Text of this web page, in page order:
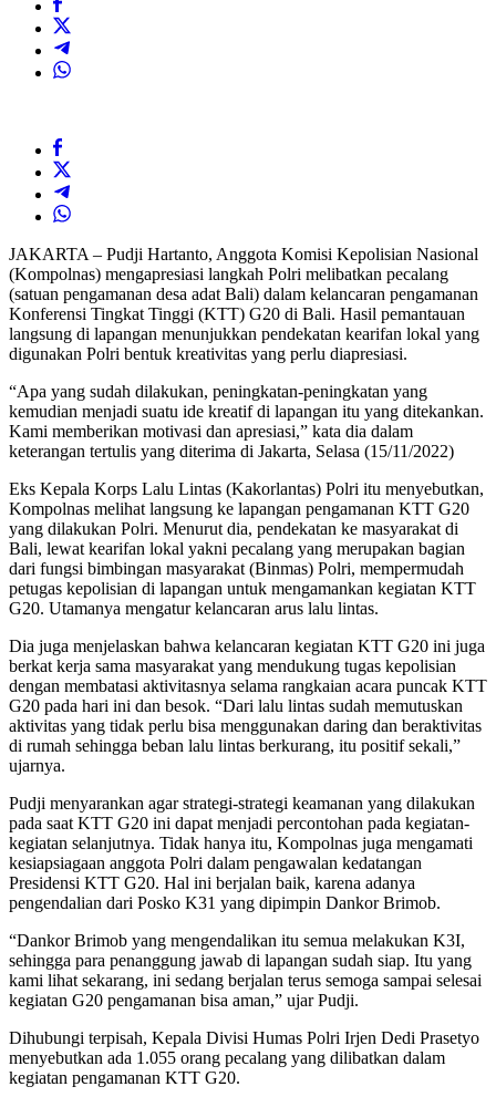
JAKARTA – Pudji Hartanto, Anggota Komisi Kepolisian Nasional
(Kompolnas) mengapresiasi langkah Polri melibatkan pecalang
(satuan pengamanan desa adat Bali) dalam kelancaran pengamanan
Konferensi Tingkat Tinggi (KTT) G20 di Bali. Hasil pemantauan
langsung di lapangan menunjukkan pendekatan kearifan lokal yang
digunakan Polri bentuk kreativitas yang perlu diapresiasi.
“Apa yang sudah dilakukan, peningkatan-peningkatan yang
kemudian menjadi suatu ide kreatif di lapangan itu yang ditekankan.
Kami memberikan motivasi dan apresiasi,” kata dia dalam
keterangan tertulis yang diterima di Jakarta, Selasa (15/11/2022)
Eks Kepala Korps Lalu Lintas (Kakorlantas) Polri itu menyebutkan,
Kompolnas melihat langsung ke lapangan pengamanan KTT G20
yang dilakukan Polri. Menurut dia, pendekatan ke masyarakat di
Bali, lewat kearifan lokal yakni pecalang yang merupakan bagian
dari fungsi bimbingan masyarakat (Binmas) Polri, mempermudah
petugas kepolisian di lapangan untuk mengamankan kegiatan KTT
G20. Utamanya mengatur kelancaran arus lalu lintas.
Dia juga menjelaskan bahwa kelancaran kegiatan KTT G20 ini juga
berkat kerja sama masyarakat yang mendukung tugas kepolisian
dengan membatasi aktivitasnya selama rangkaian acara puncak KTT
G20 pada hari ini dan besok. “Dari lalu lintas sudah memutuskan
aktivitas yang tidak perlu bisa menggunakan daring dan beraktivitas
di rumah sehingga beban lalu lintas berkurang, itu positif sekali,”
ujarnya.
Pudji menyarankan agar strategi-strategi keamanan yang dilakukan
pada saat KTT G20 ini dapat menjadi percontohan pada kegiatan-
kegiatan selanjutnya. Tidak hanya itu, Kompolnas juga mengamati
kesiapsiagaan anggota Polri dalam pengawalan kedatangan
Presidensi KTT G20. Hal ini berjalan baik, karena adanya
pengendalian dari Posko K31 yang dipimpin Dankor Brimob.
“Dankor Brimob yang mengendalikan itu semua melakukan K3I,
sehingga para penanggung jawab di lapangan sudah siap. Itu yang
kami lihat sekarang, ini sedang berjalan terus semoga sampai selesai
kegiatan G20 pengamanan bisa aman,” ujar Pudji.
Dihubungi terpisah, Kepala Divisi Humas Polri Irjen Dedi Prasetyo
menyebutkan ada 1.055 orang pecalang yang dilibatkan dalam
kegiatan pengamanan KTT G20.